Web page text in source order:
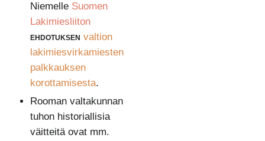
Niemelle Suomen
Lakimiesliiton
ehdotuksen valtion
lakimiesvirkamiesten
palkkauksen
korottamisesta.
Rooman valtakunnan
tuhon historiallisia
väitteitä ovat mm.